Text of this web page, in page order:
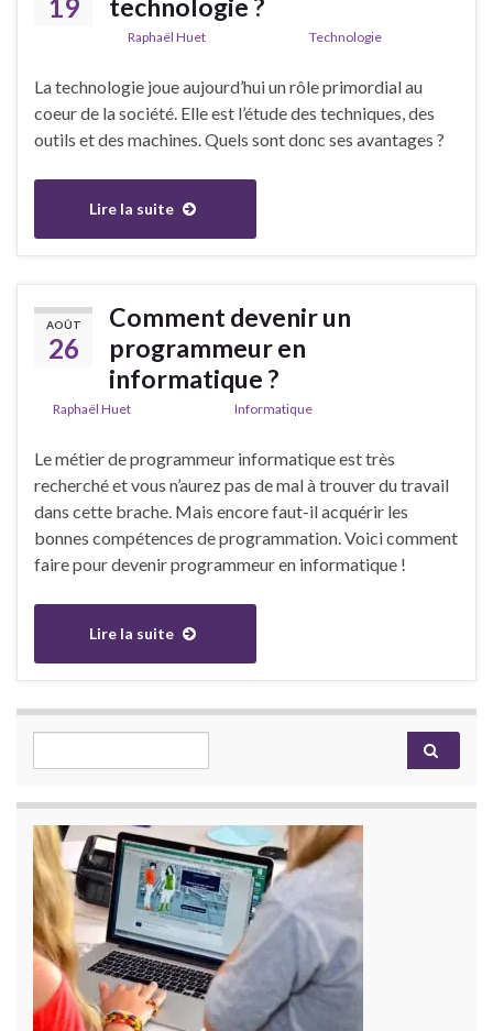
19
technologie ?
Raphaël Huet Technologie
La technologie joue aujourd’hui un rôle primordial au
coeur de la société. Elle est l’étude des techniques, des
outils et des machines. Quels sont donc ses avantages ?
Lire la suite
AOÛT
26
Comment devenir un
programmeur en
informatique ?
Raphaël Huet Informatique
Le métier de programmeur informatique est très
recherché et vous n’aurez pas de mal à trouver du travail
dans cette brache. Mais encore faut-il acquérir les
bonnes compétences de programmation. Voici comment
faire pour devenir programmeur en informatique !
Lire la suite